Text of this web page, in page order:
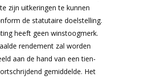
zijn uitkeringen te kunnen
de statutaire doelstelling.
heeft geen winstoogmerk.
rendement zal worden
aan de hand van een tien-
gemiddelde. Het